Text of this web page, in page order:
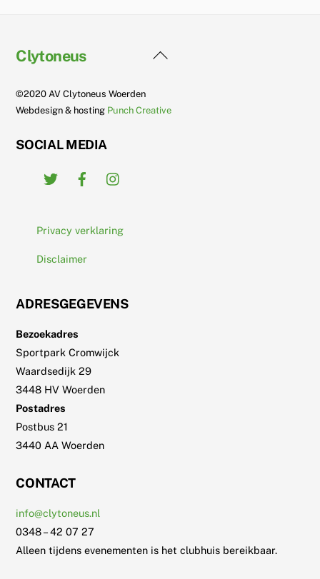
Back
Clytoneus
©2020 AV Clytoneus Woerden
Webdesign & hosting Punch Creative
SOCIAL MEDIA
Twitter Facebook
Privacy verklaring
Disclaimer
ADRESGEGEVENS
Bezoekadres
Sportpark Cromwijck
Waardsedijk 29
3448 HV Woerden
Postadres
Postbus 21
3440 AA Woerden
CONTACT
info@clytoneus.nl
0348 – 42 07 27
Alleen tijdens evenementen is het clubhuis bereikbaar.